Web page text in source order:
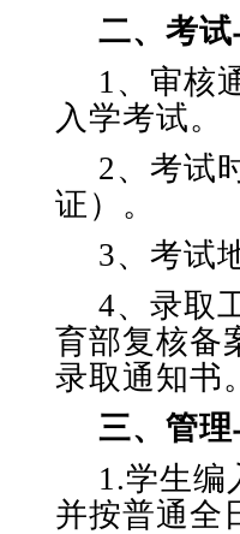
二、考
1 、审核
入学考试。
2 、考试
证）。
3、考试
4、录取
育部复核备
录取通知书
三、管
1.学生编
并按普通全